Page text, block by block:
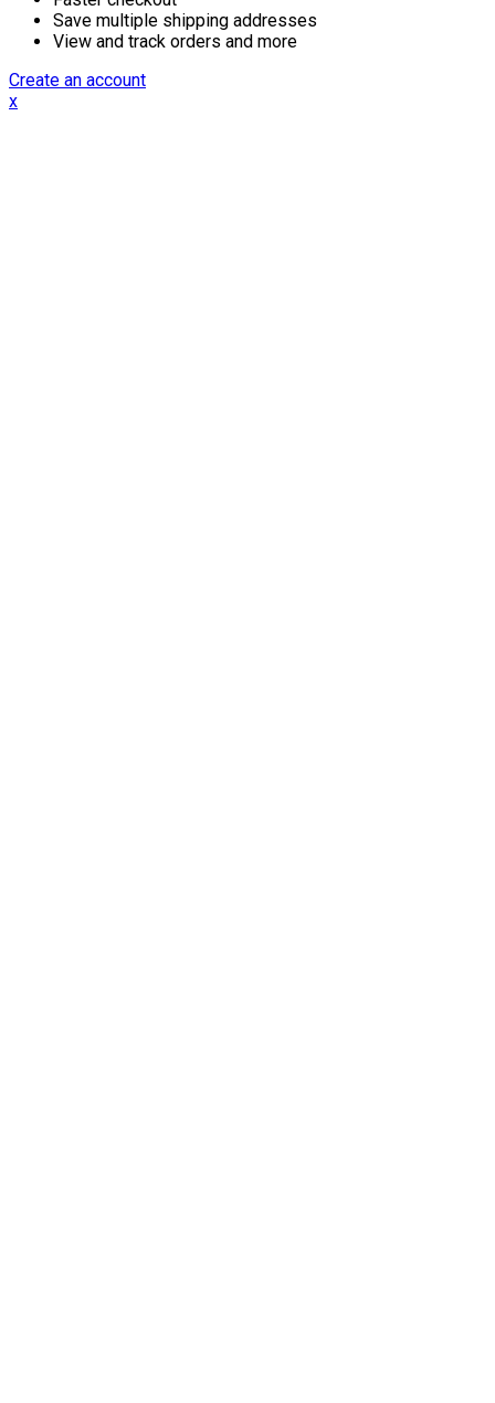
Save multiple shipping addresses
View and track orders and more
Create an account
x